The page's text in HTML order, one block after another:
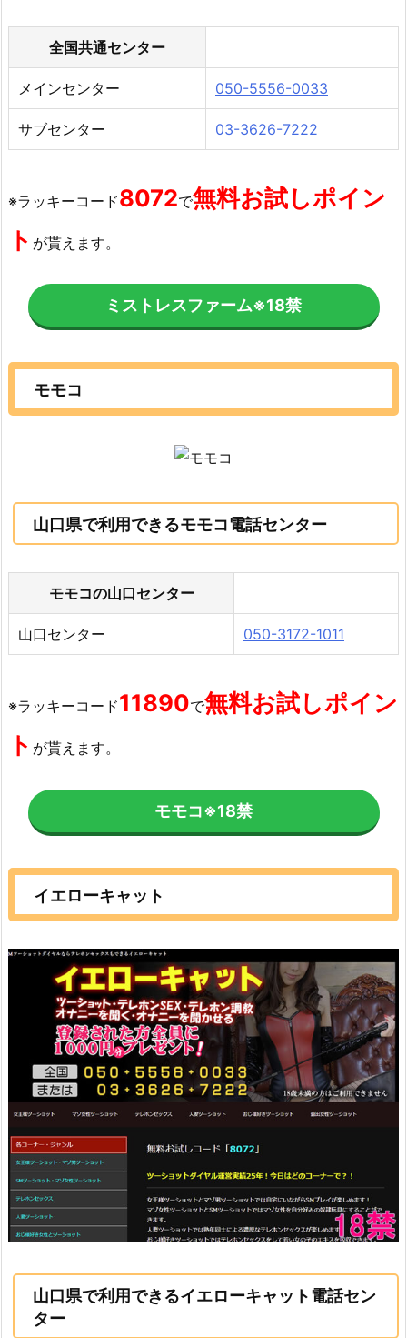
全国共通センター
メインセンター 050-5556-0033
サブセンター 03-3626-7222
※ラッキーコード8072で無料お試しポイン
ト が貰えます。
ミストレスファーム※18禁
モモコ
山口県で利用できるモモコ電話センター
モモコの山口センター
山口センター 050-3172-1011
※ラッキーコード11890で無料お試しポイン
ト が貰えます。
モモコ※18禁
イエローキャット
山口県で利用できるイエローキャット電話セン
ター